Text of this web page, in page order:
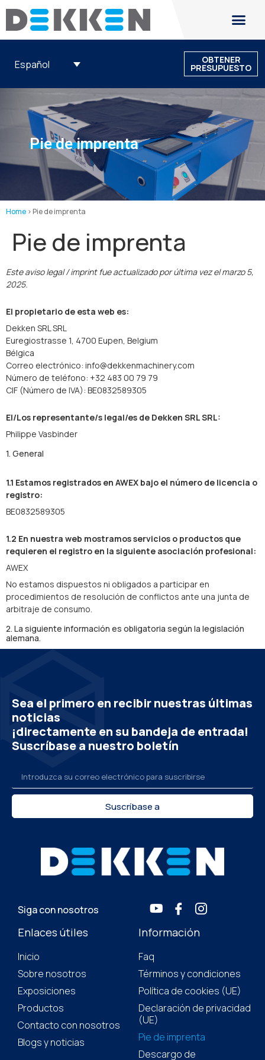
Español OBTENER
PRESUPUESTO
Pie de imprenta
Home > Pie de imprenta
Pie de imprenta
Este aviso legal / imprint fue actualizado por última vez el marzo 5,
2025.
El propietario de esta web es:
Dekken SRL SRL
Euregiostrasse 1, 4700 Eupen, Belgium
Bélgica
Correo electrónico: info@dekkenmachinery.com
Número de teléfono: +32 483 00 79 79
CIF (Número de IVA): BE0832589305
El/Los representante/s legal/es de Dekken SRL SRL:
Philippe Vasbinder
1. General
1.1 Estamos registrados en AWEX bajo el número de licencia o
registro:
BE0832589305
1.2 En nuestra web mostramos servicios o productos que
requieren el registro en la siguiente asociación profesional:
AWEX
No estamos dispuestos ni obligados a participar en
procedimientos de resolución de conflictos ante una junta de
arbitraje de consumo.
2. La siguiente información es obligatoria según la legislación
alemana.
Sea el primero en recibir nuestras últimas
noticias
¡directamente en su bandeja de entrada!
Suscríbase a nuestro boletín
Suscríbase a
Siga con nosotros
Enlaces útiles
Inicio
Sobre nosotros
Exposiciones
Productos
Contacto con nosotros
Blogs y noticias
Información
Faq
Términos y condiciones
Política de cookies (UE)
Declaración de privacidad
(UE)
Pie de imprenta
Descargo de